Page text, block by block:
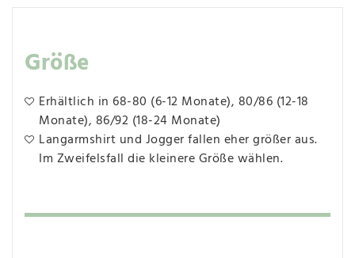
Größe
Erhältlich in 68-80 (6-12 Monate), 80/86 (12-18
Monate), 86/92 (18-24 Monate)
Langarmshirt und Jogger fallen eher größer aus.
Im Zweifelsfall die kleinere Größe wählen.